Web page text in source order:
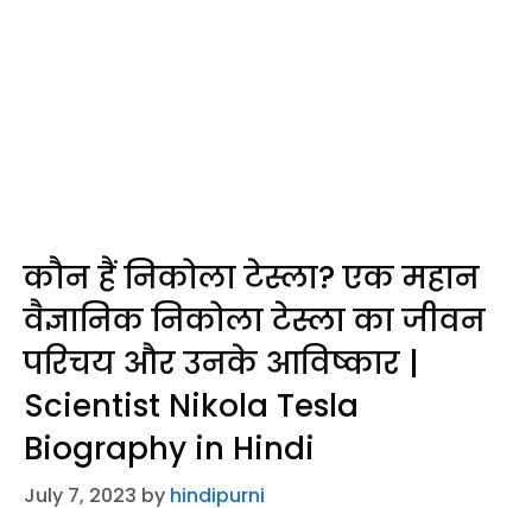
कौन हैं निकोला टेस्ला? एक महान
वैज्ञानिक निकोला टेस्ला का जीवन
परिचय और उनके आविष्कार |
Scientist Nikola Tesla
Biography in Hindi
July 7, 2023 by hindipurni